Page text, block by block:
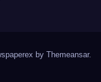
by Themeansar.